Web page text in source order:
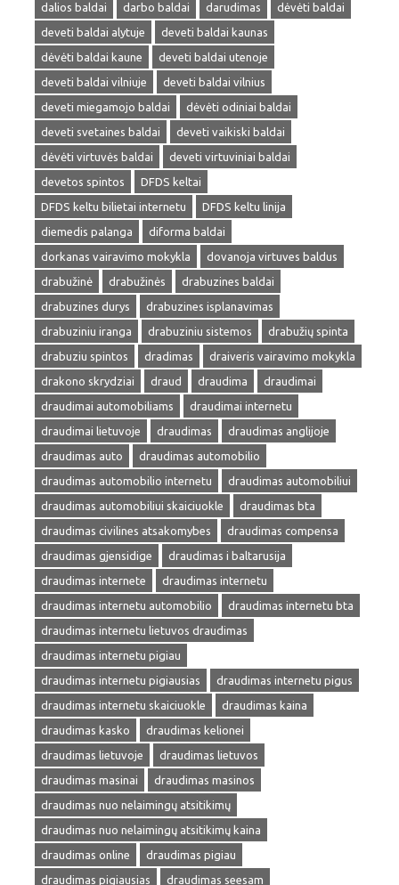
dalios baldai
darbo baldai darudimas
dėvėti baldai
deveti baldai alytuje
deveti baldai kaunas
dėvėti baldai kaune
deveti baldai utenoje
deveti baldai vilniuje
deveti baldai vilnius
deveti miegamojo baldai
dėvėti odiniai baldai
deveti svetaines baldai
deveti vaikiski baldai
dėvėti virtuvės baldai
deveti virtuviniai baldai
devetos spintos
DFDS keltai
DFDS keltu bilietai internetu
DFDS keltu linija
diemedis palanga
diforma baldai
dorkanas vairavimo mokykla
dovanoja virtuves baldus
drabužinė
drabužinės
drabuzines baldai
drabuzines durys
drabuzines isplanavimas
drabuziniu iranga
drabuziniu sistemos
drabužių spinta
drabuziu spintos
dradimas
draiveris vairavimo mokykla
drakono skrydziai
draud draudima
draudimai
draudimai automobiliams
draudimai internetu
draudimai lietuvoje
draudimas
draudimas anglijoje
draudimas auto
draudimas automobilio
draudimas automobilio internetu
draudimas automobiliui
draudimas automobiliui skaiciuokle
draudimas bta
draudimas civilines atsakomybes
draudimas compensa
draudimas gjensidige
draudimas i baltarusija
draudimas internete
draudimas internetu
draudimas internetu automobilio
draudimas internetu bta
draudimas internetu lietuvos draudimas
draudimas internetu pigiau
draudimas internetu pigiausias
draudimas internetu pigus
draudimas internetu skaiciuokle
draudimas kaina
draudimas kasko
draudimas kelionei
draudimas lietuvoje
draudimas lietuvos
draudimas masinai
draudimas masinos
draudimas nuo nelaimingų atsitikimų
draudimas nuo nelaimingų atsitikimų kaina
draudimas online
draudimas pigiau
draudimas pigiausias
draudimas seesam